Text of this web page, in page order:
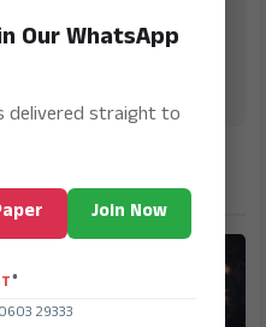
National & International,
Business, Crime,
Current Affairs. Latest
Our WhatsApp
delivered straight to
Join Now
®
29333